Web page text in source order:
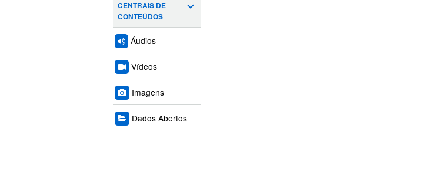
CENTRAIS DE
CONTEÚDOS
Áudios
Vídeos
Imagens
Dados Abertos